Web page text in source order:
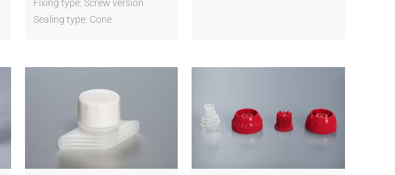
Fixing type: Screw version
Sealing type: Cone